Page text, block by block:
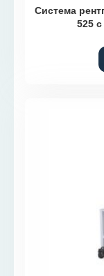
Система
525